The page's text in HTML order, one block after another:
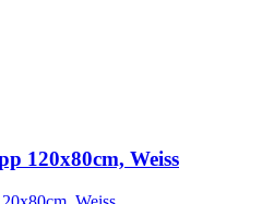
120x80cm, Weiss